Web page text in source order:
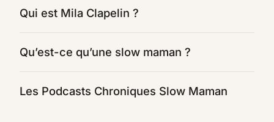
Qui est Mila Clapelin ?
Qu’est-ce qu’une slow maman ?
Les Podcasts Chroniques Slow Maman